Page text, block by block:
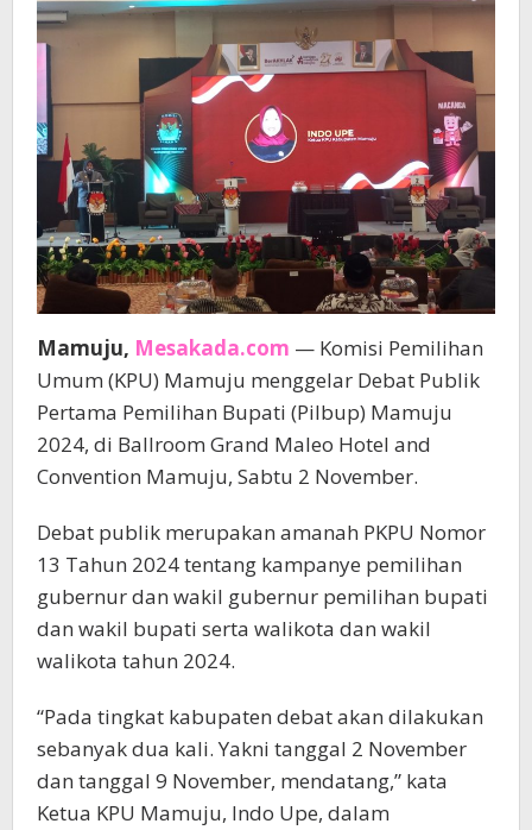
Mamuju, Mesakada.com — Komisi Pemilihan
Umum (KPU) Mamuju menggelar Debat Publik
Pertama Pemilihan Bupati (Pilbup) Mamuju
2024, di Ballroom Grand Maleo Hotel and
Convention Mamuju, Sabtu 2 November.
Debat publik merupakan amanah PKPU Nomor
13 Tahun 2024 tentang kampanye pemilihan
gubernur dan wakil gubernur pemilihan bupati
dan wakil bupati serta walikota dan wakil
walikota tahun 2024.
“Pada tingkat kabupaten debat akan dilakukan
sebanyak dua kali. Yakni tanggal 2 November
dan tanggal 9 November, mendatang,” kata
Ketua KPU Mamuju, Indo Upe, dalam